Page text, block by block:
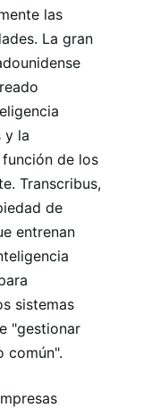
las
La gran
y la
de los
Transcribus,
de
entrenan
sistemas
"gestionar
común".